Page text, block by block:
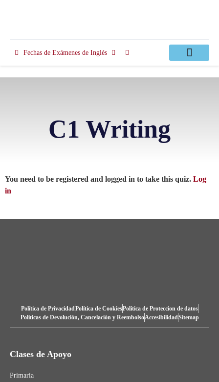
Fechas de Exámenes de Inglés
C1 Writing
You need to be registered and logged in to take this quiz. Log
in
Política de PrivacidadPolítica de CookiesPolítica de Proteccion de datos
Politicas de Devolución, Cancelación y ReembolsoAccesibilidadSitemap
Clases de Apoyo
Primaria